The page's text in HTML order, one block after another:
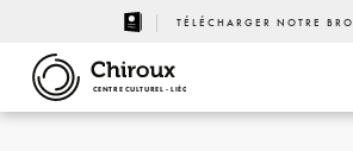
TÉLÉCHARGER NOTRE
CENTRE CULTUREL - LIÈGE